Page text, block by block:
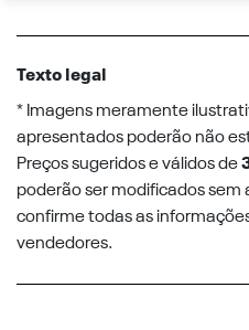
Texto legal
* Imagens meramente
apresentados poderão não
Preços sugeridos e válidos de
poderão ser modificados sem
confirme todas as
vendedores.